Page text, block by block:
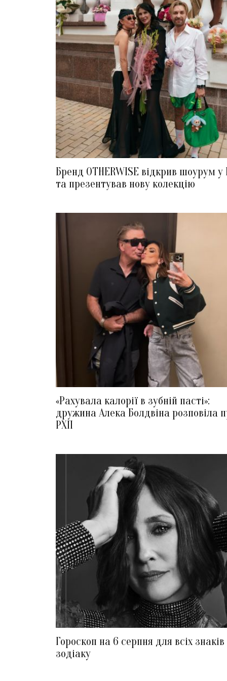
Бренд OTHERWISE відкрив шоурум у
та презентував нову колекцію
«Рахувала калорії в зубній пасті»:
дружина Алека Болдвіна розповіла
РХП
Гороскоп на 6 серпня для всіх знаків
зодіаку